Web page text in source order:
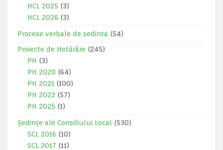
HCL 2025 (3)
HCL 2026 (3)
Procese verbale de sedinta (54)
Proiecte de Hotărâre (245)
PH (3)
PH 2020 (64)
PH 2021 (100)
PH 2022 (57)
PH 2025 (1)
Ședințe ale Consiliului Local
(530)
SCL 2016 (10)
SCL 2017 (11)